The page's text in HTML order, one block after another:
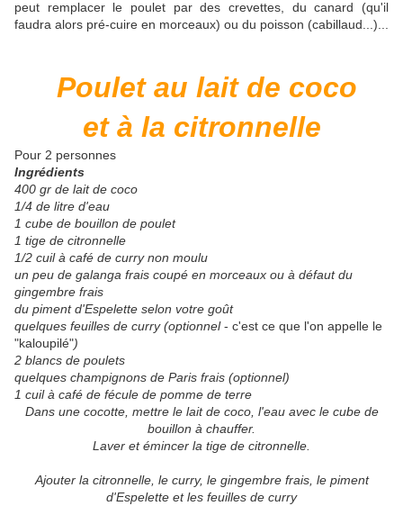
peut remplacer le poulet par des crevettes, du canard (qu'il
faudra alors pré-cuire en morceaux) ou du poisson (cabillaud...)...
Poulet au lait de coco
et à la citronnelle
Pour 2 personnes
Ingrédients
400 gr de lait de coco
1/4 de litre d'eau
1 cube de bouillon de poulet
1 tige de citronnelle
1/2 cuil à café de curry non moulu
un peu de galanga frais coupé en morceaux ou à défaut du
gingembre frais
du piment d'Espelette selon votre goût
quelques feuilles de curry (optionnel- c'est ce que l'on appelle le
"kaloupilé")
2 blancs de poulets
quelques champignons de Paris frais (optionnel)
1 cuil à café de fécule de pomme de terre
Dans une cocotte, mettre le lait de coco, l'eau avec le cube de
bouillon à chauffer.
Laver et émincer la tige de citronnelle.
Ajouter la citronnelle, le curry, le gingembre frais, le piment
d'Espelette et les feuilles de curry